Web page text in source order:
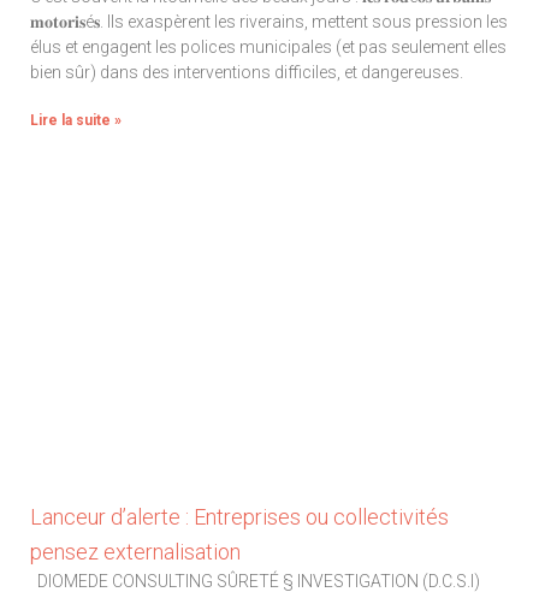
𝐦𝐨𝐭𝐨𝐫𝐢𝐬é𝐬. Ils exaspèrent les riverains, mettent sous pression les
élus et engagent les polices municipales (et pas seulement elles
bien sûr) dans des interventions difficiles, et dangereuses.
Lire la suite »
Lanceur d’alerte : Entreprises ou collectivités
pensez externalisation
DIOMEDE CONSULTING SÛRETÉ § INVESTIGATION (D.C.S.I)